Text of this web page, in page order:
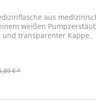
aus
weißen
und transparenter Kappe.
€ *